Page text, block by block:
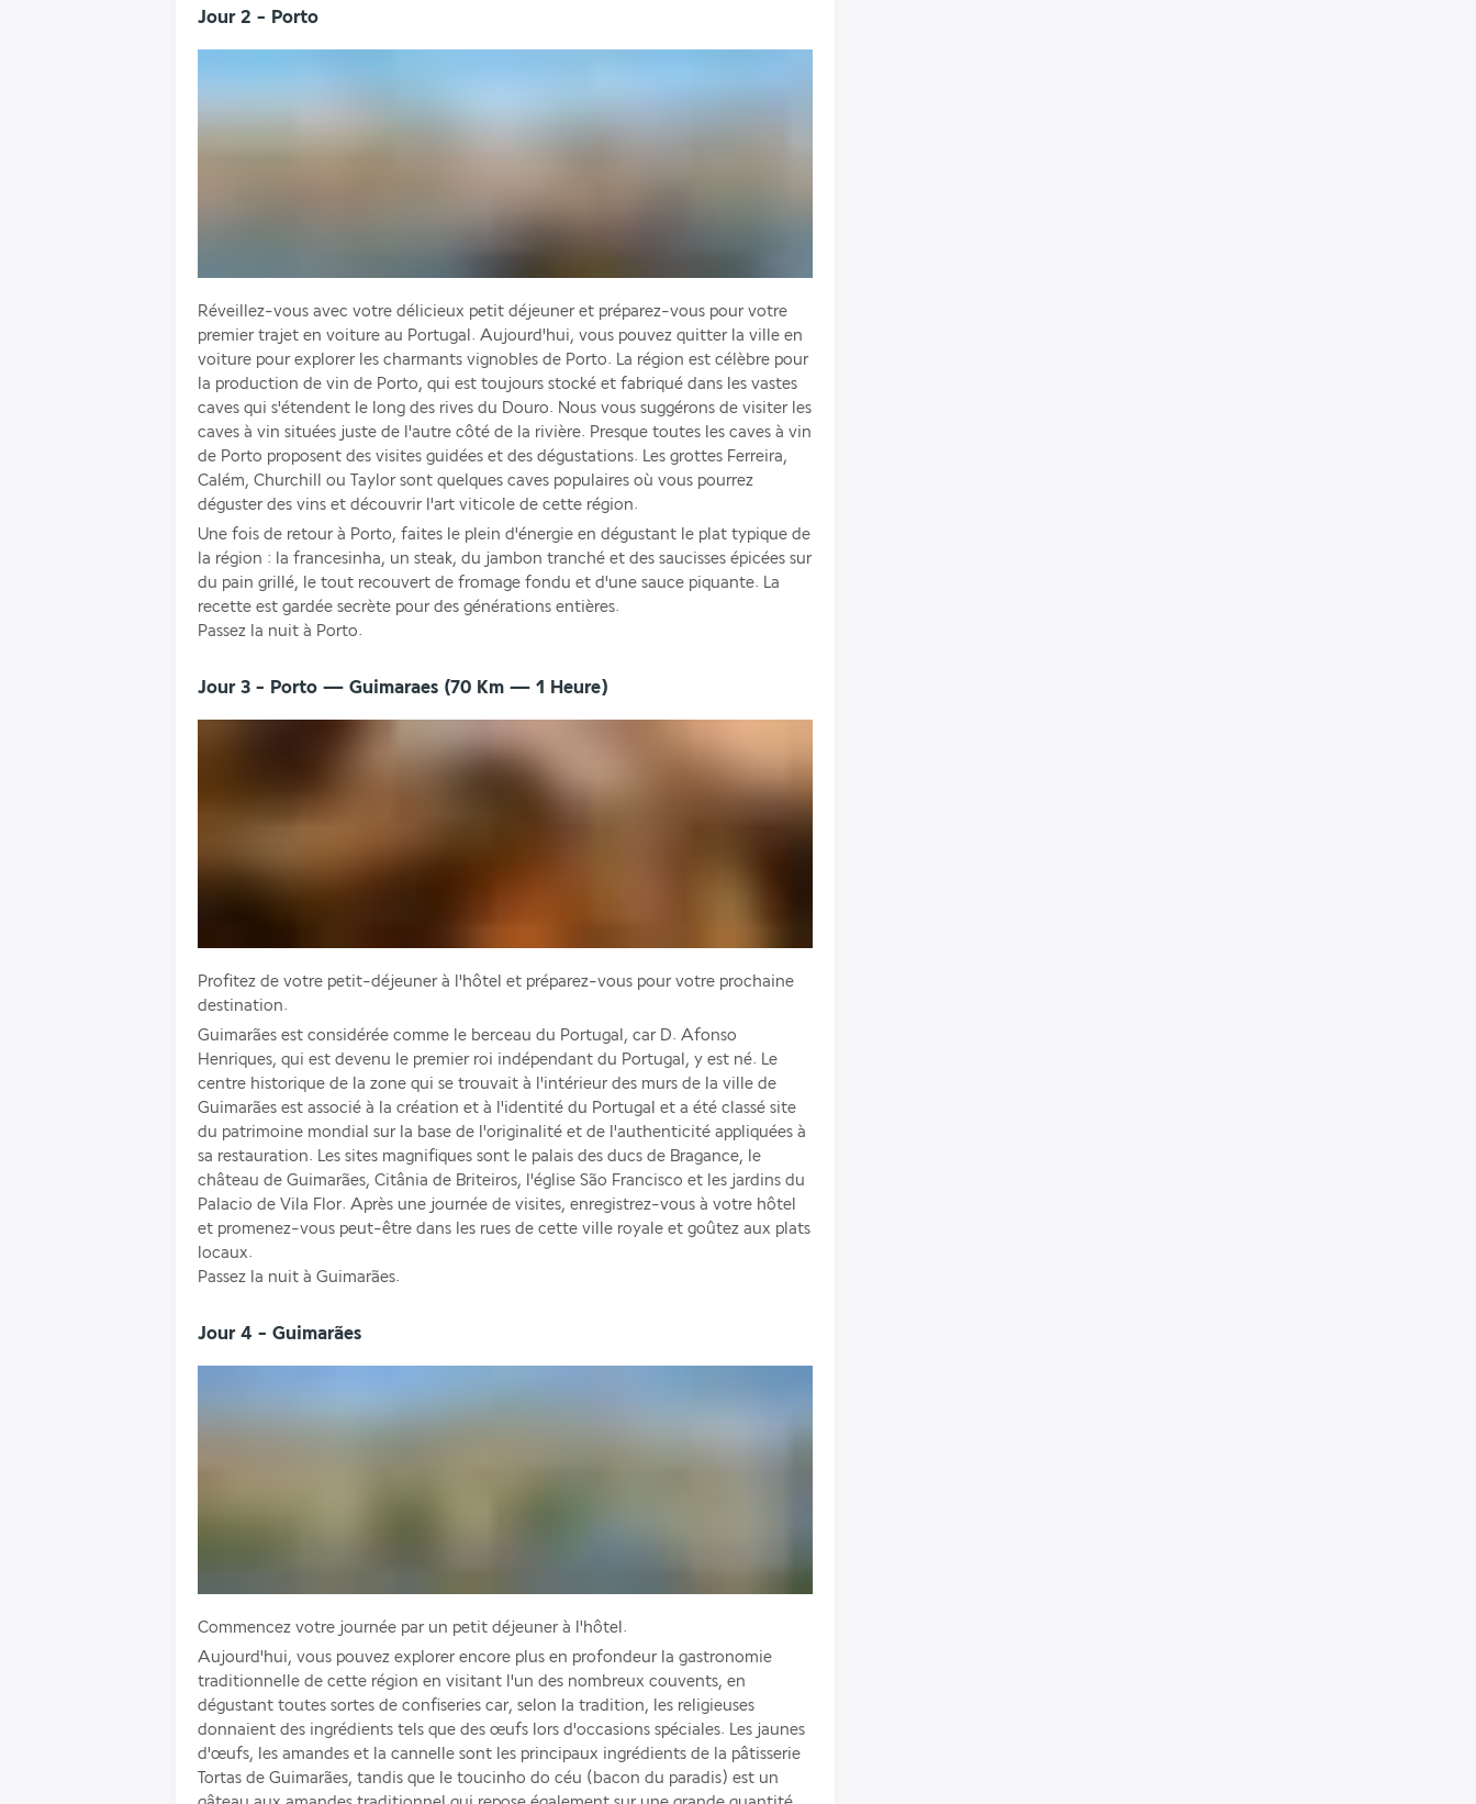
Jour 2 - Porto
Réveillez-vous avec votre délicieux petit déjeuner et préparez-vous pour votre
premier trajet en voiture au Portugal. Aujourd'hui, vous pouvez quitter la ville en
voiture pour explorer les charmants vignobles de Porto. La région est célèbre pour
la production de vin de Porto, qui est toujours stocké et fabriqué dans les vastes
caves qui s'étendent le long des rives du Douro. Nous vous suggérons de visiter les
caves à vin situées juste de l'autre côté de la rivière. Presque toutes les caves à vin
de Porto proposent des visites guidées et des dégustations. Les grottes Ferreira,
Calém, Churchill ou Taylor sont quelques caves populaires où vous pourrez
déguster des vins et découvrir l'art viticole de cette région.
Une fois de retour à Porto, faites le plein d'énergie en dégustant le plat typique de
la région : la francesinha, un steak, du jambon tranché et des saucisses épicées sur
du pain grillé, le tout recouvert de fromage fondu et d'une sauce piquante. La
recette est gardée secrète pour des générations entières.
Passez la nuit à Porto.
Jour 3 - Porto — Guimaraes (70 Km — 1 Heure)
Profitez de votre petit-déjeuner à l'hôtel et préparez-vous pour votre prochaine
destination.
Guimarães est considérée comme le berceau du Portugal, car D. Afonso
Henriques, qui est devenu le premier roi indépendant du Portugal, y est né. Le
centre historique de la zone qui se trouvait à l'intérieur des murs de la ville de
Guimarães est associé à la création et à l'identité du Portugal et a été classé site
du patrimoine mondial sur la base de l'originalité et de l'authenticité appliquées à
sa restauration. Les sites magnifiques sont le palais des ducs de Bragance, le
château de Guimarães, Citânia de Briteiros, l'église São Francisco et les jardins du
Palacio de Vila Flor. Après une journée de visites, enregistrez-vous à votre hôtel
et promenez-vous peut-être dans les rues de cette ville royale et goûtez aux plats
locaux.
Passez la nuit à Guimarães.
Jour 4 - Guimarães
Commencez votre journée par un petit déjeuner à l'hôtel.
Aujourd'hui, vous pouvez explorer encore plus en profondeur la gastronomie
traditionnelle de cette région en visitant l'un des nombreux couvents, en
dégustant toutes sortes de confiseries car, selon la tradition, les religieuses
donnaient des ingrédients tels que des œufs lors d'occasions spéciales. Les jaunes
d'œufs, les amandes et la cannelle sont les principaux ingrédients de la pâtisserie
Tortas de Guimarães, tandis que le toucinho do céu (bacon du paradis) est un